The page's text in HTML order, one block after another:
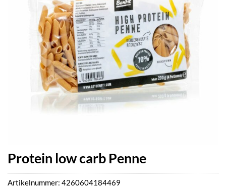
Protein low carb Penne
Artikelnummer: 4260604184469